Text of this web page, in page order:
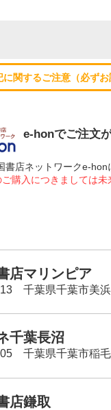
関するご注意（必ずお
e-honでご注文
書店ネットワークe-
購入につきましては未
店マリンピア
千葉県千葉市美
千葉長沼
千葉県千葉市稲
店鎌取